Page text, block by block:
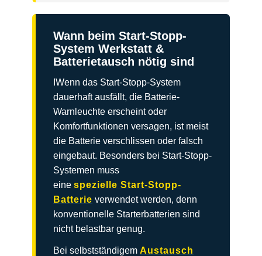
Wann beim Start-Stopp-
System Werkstatt &
Batterietausch nötig sind
IWenn das Start-Stopp-System
dauerhaft ausfällt, die Batterie-
Warnleuchte erscheint oder
Komfortfunktionen versagen, ist meist
die Batterie verschlissen oder falsch
eingebaut. Besonders bei Start-Stopp-
Systemen muss
eine spezielle Start-Stopp-
Batterie verwendet werden, denn
konventionelle Starterbatterien sind
nicht belastbar genug.
Bei selbstständigem Austausch